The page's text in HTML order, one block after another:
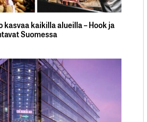
kasvaa kaikilla alueilla – Hook ja
Suomessa